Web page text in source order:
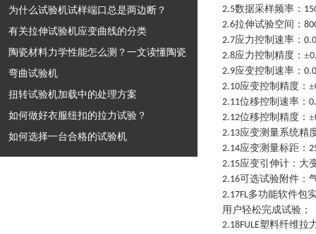
为什么试验机试样端口总是两边断？
有关拉伸试验机应变曲线的分类
陶瓷材料力学性能怎么测？一文读懂陶瓷
弯曲试验机
扭转试验机加载中的处理方案
如何做好衣服纽扣的拉力试验？
如何选择一台合格的试验机
2.5数据采样频率：
2.6拉伸试验空间：
2.7应力控制速率：
2.8应力控制精度：±
2.9应变控制速率：
2.10应变控制精度：±
2.11位移控制速率：
2.12位移控制精度：±
2.13应变测量系统精
2.14应变测量标距：
2.15应变引伸计：大
2.16可选试验附件：
2.17FL多功能软件包
用户轻松完成试验；
2.18FULE塑料纤维拉